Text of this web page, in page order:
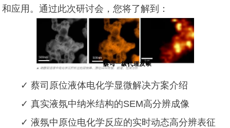
和应用。通过此次研讨会，您将了解到：
✓ 蔡司原位液体电化学显微解决方案介绍
✓ 真实液氛中纳米结构的SEM高分辨成像
✓ 液氛中原位电化学反应的实时动态高分辨表征